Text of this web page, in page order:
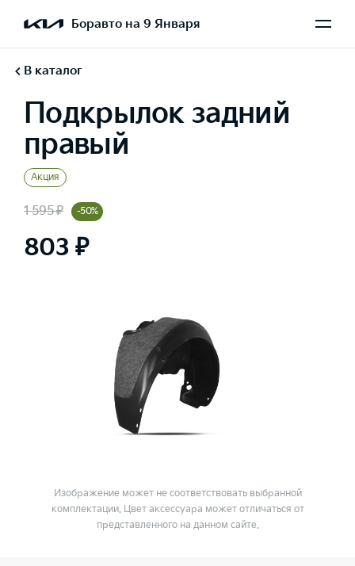
Боравто на 9 Января
В каталог
Подкрылок задний
правый
Акция
1 595 ₽ -50%
803 ₽
Изображение может не соответствовать выбранной
комплектации. Цвет аксессуара может отличаться от
представленного на данном сайте.